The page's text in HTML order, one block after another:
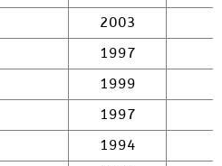
2003
1997
1999
1997
1994